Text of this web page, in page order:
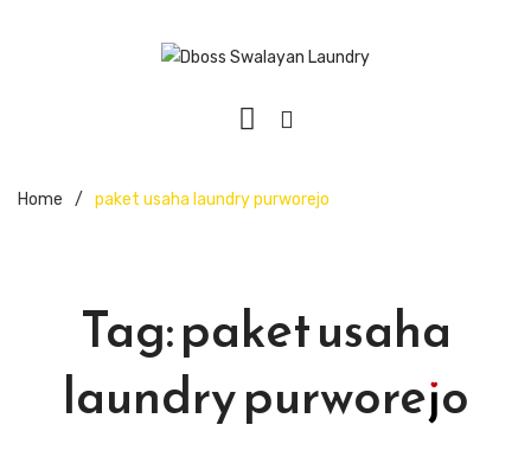
Home / paket usaha laundry purworejo
Tag:paket usaha
laundry purworejo